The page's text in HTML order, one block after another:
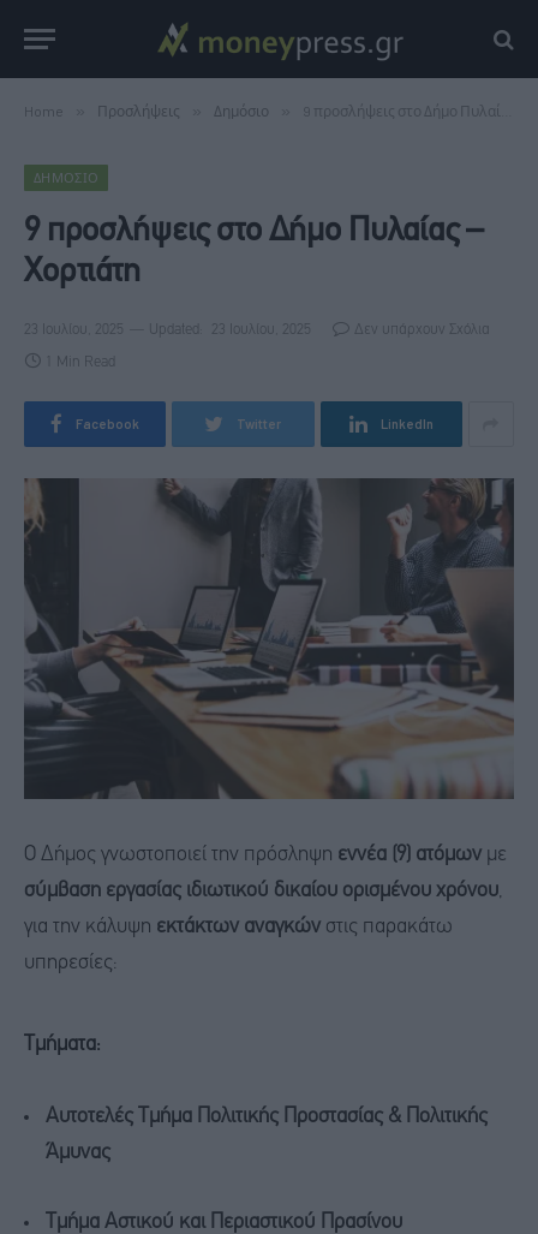
Home Προσλήψεις Δημόσιο 9 προσλήψεις στο Δήμο Πυλαίας – Χορτιάτη
ΔΗΜΌΣΙΟ
9 προσλήψεις στο Δήμο Πυλαίας –
Χορτιάτη
23 Ιουλίου, 2025 Updated: 23 Ιουλίου, 2025 Δεν υπάρχουν Σχόλια
1 Min Read
Facebook Twitter LinkedIn
Ο Δήμος γνωστοποιεί την πρόσληψη εννέα (9) ατόμων με
σύμβαση εργασίας ιδιωτικού δικαίου ορισμένου χρόνου,
για την κάλυψη εκτάκτων αναγκών στις παρακάτω
υπηρεσίες:
Τμήματα:
Αυτοτελές Τμήμα Πολιτικής Προστασίας & Πολιτικής
Άμυνας
Τμήμα Αστικού και Περιαστικού Πρασίνου